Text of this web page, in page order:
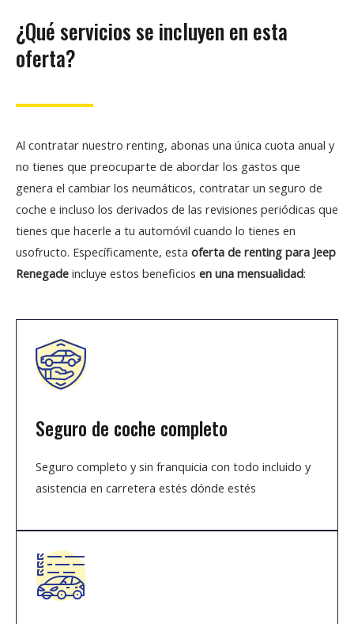
¿Qué servicios se incluyen en esta
oferta?
Al contratar nuestro renting, abonas una única cuota anual y
no tienes que preocuparte de abordar los gastos que
genera el cambiar los neumáticos, contratar un seguro de
coche e incluso los derivados de las revisiones periódicas que
tienes que hacerle a tu automóvil cuando lo tienes en
usofructo. Específicamente, esta oferta de renting para Jeep
Renegade incluye estos beneficios en una mensualidad:
Seguro de coche completo
Seguro completo y sin franquicia con todo incluido y
asistencia en carretera estés dónde estés